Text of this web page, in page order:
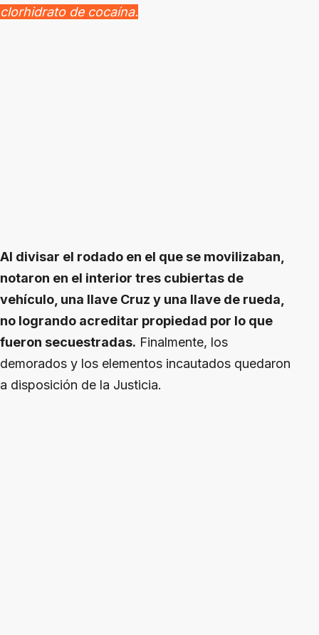
clorhidrato de cocaína.
Al divisar el rodado en el que se movilizaban,
notaron en el interior tres cubiertas de
vehículo, una llave Cruz y una llave de rueda,
no logrando acreditar propiedad por lo que
fueron secuestradas. Finalmente, los
demorados y los elementos incautados quedaron
a disposición de la Justicia.